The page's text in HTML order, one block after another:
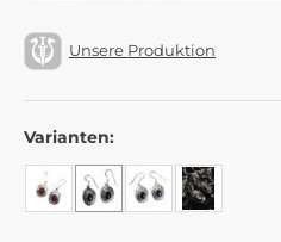
Unsere Produktion
Varianten: